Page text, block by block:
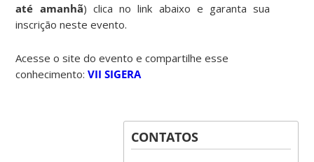
até amanhã) clica no link abaixo e garanta sua
inscrição neste evento.
Acesse o site do evento e compartilhe esse
conhecimento:VII SIGERA
CONTATOS